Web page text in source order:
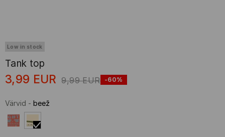
Low in stock
Tank top
3,99 EUR 9,99 EUR -60%
Värvid - beež